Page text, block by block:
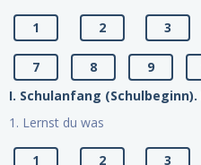
1 2 3
7 8 9
I. Schulanfang
1. Lernst du was
1 2 3